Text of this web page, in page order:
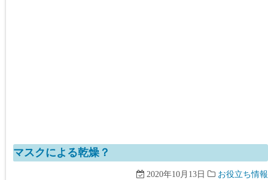
マスクによる乾燥？
2020年10月13日 お役立ち情報